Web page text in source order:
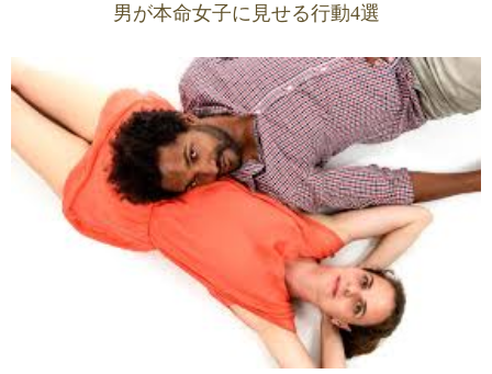
男が本命女子に見せる行動4選